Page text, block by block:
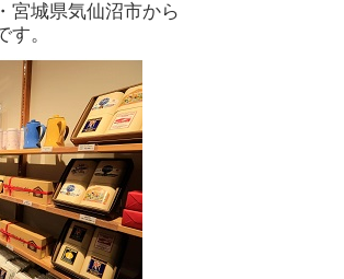
宮城県気仙沼市から
。